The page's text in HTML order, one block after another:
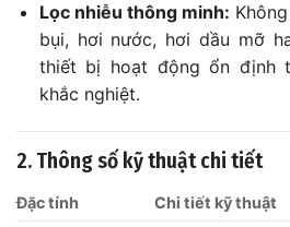
Lọc nhiễu thông minh:
bụi, hơi nước, hơi dầu mỡ
thiết bị hoạt động ổn định
khắc nghiệt.
2. Thông số kỹ thuật chi tiết
Đặc tính
Chi tiết kỹ thuật